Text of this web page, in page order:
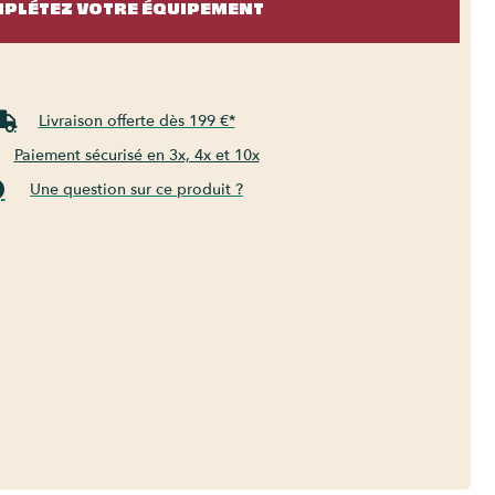
VOTRE ÉQUIPEMENT
Livraison offerte dès 199 €*
Paiement sécurisé en 3x, 4x et 10x
Une question sur ce produit ?